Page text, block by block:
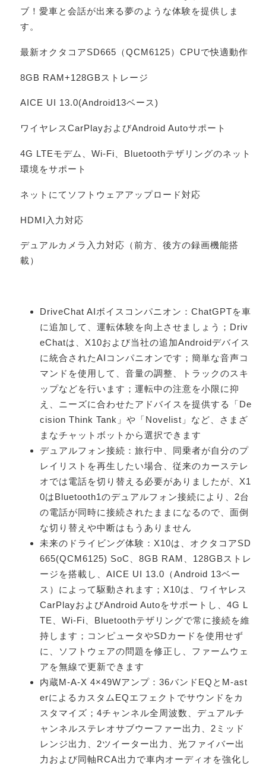
ブ！愛車と会話が出来る夢のような体験を提供しま
す。
最新オクタコアSD665（QCM6125）CPUで快適動作
8GB RAM+128GBストレージ
AICE UI 13.0(Android13ベース)
ワイヤレスCarPlayおよびAndroid Autoサポート
4G LTEモデム、Wi-Fi、Bluetoothテザリングのネット
環境をサポート
ネットにてソフトウェアアップロード対応
HDMI入力対応
デュアルカメラ入力対応（前方、後方の録画機能搭
載）
DriveChat AIボイスコンパニオン：ChatGPTを車
に追加して、運転体験を向上させましょう；Driv
eChatは、X10および当社の追加Androidデバイス
に統合されたAIコンパニオンです；簡単な音声コ
マンドを使用して、音量の調整、トラックのスキ
ップなどを行います；運転中の注意を小限に抑
え、ニーズに合わせたアドバイスを提供する「De
cision Think Tank」や「Novelist」など、さまざ
まなチャットボットから選択できます
デュアルフォン接続：旅行中、同乗者が自分のプ
レイリストを再生したい場合、従来のカーステレ
オでは電話を切り替える必要がありましたが、X1
0はBluetooth1のデュアルフォン接続により、2台
の電話が同時に接続されたままになるので、面倒
な切り替えや中断はもうありません
未来のドライビング体験：X10は、オクタコアSD
665(QCM6125) SoC、8GB RAM、128GBストレ
ージを搭載し、AICE UI 13.0（Android 13ベー
ス）によって駆動されます；X10は、ワイヤレス
CarPlayおよびAndroid Autoをサポートし、4G L
TE、Wi-Fi、Bluetoothテザリングで常に接続を維
持します；コンピュータやSDカードを使用せず
に、ソフトウェアの問題を修正し、ファームウェ
アを無線で更新できます
内蔵M-A-X 4×49Wアンプ：36バンドEQとM-ast
erによるカスタムEQエフェクトでサウンドをカ
スタマイズ；4チャンネル全周波数、デュアルチ
ャンネルステレオサブウーファー出力、2ミッド
レンジ出力、2ツイーター出力、光ファイバー出
力および同軸RCA出力で車内オーディオを強化し